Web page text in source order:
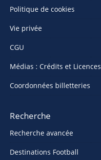
Politique de cookies
Vie privée
CGU
Médias : Crédits et Licences
Coordonnées billetteries
Recherche
Recherche avancée
Destinations Football